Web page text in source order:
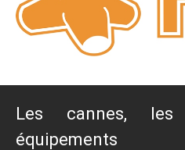
Les cannes,
équipements